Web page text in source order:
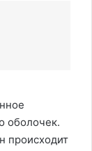
оболочек.
происходит